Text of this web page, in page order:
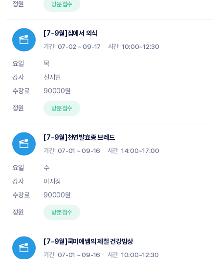
방문접수
[7-9월]집에서 외식
기간 07-02 ~ 09-17 시간 10:00~12:30
목
신지현
90000원
방문접수
[7-9월]천연발효종 브레드
기간 07-01 ~ 09-16 시간 14:00~17:00
수
이지상
90000원
방문접수
[7-9월]쿡미애쌤의 제철 건강밥상
기간 07-01 ~ 09-16 시간 10:00~12:30